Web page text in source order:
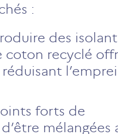
:
des
coton recyclé
forts de
mélangées